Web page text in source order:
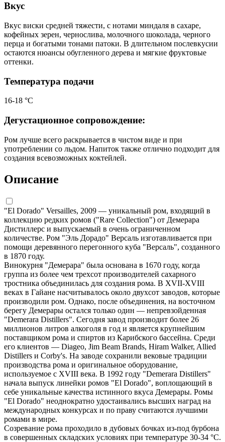
Вкус
Вкус виски средней тяжести, с нотами миндаля в сахаре,
кофейных зерен, чернослива, молочного шоколада, черного
перца и богатыми тонами патоки. В длительном послевкусии
остаются нюансы обугленного дерева и мягкие фруктовые
оттенки.
Температура подачи
16-18 °C
Дегустационное сопровождение:
Ром лучше всего раскрывается в чистом виде и при
употреблении со льдом. Напиток также отлично подходит для
создания всевозможных коктейлей.
Описание
"El Dorado" Versailles, 2009 — уникальный ром, входящий в
коллекцию редких ромов ("Rare Collection") от Демерара
Дистиллерс и выпускаемый в очень ограниченном
количестве. Ром "Эль Дорадо" Версаль изготавливается при
помощи деревянного перегонного куба "Версаль", созданного
в 1870 году.
Винокурня "Демерара" была основана в 1670 году, когда
группа из более чем трехсот производителей сахарного
тростника объединилась для создания рома. В XVII-XVIII
веках в Гайане насчитывалось около двухсот заводов, которые
производили ром. Однако, после объединения, на восточном
берегу Демерары остался только один — непревзойденная
"Demerara Distillers". Сегодня завод производит более 26
миллионов литров алкоголя в год и является крупнейшим
поставщиком рома и спиртов из Карибского бассейна. Среди
его клиентов — Diageo, Jim Beam Brands, Hiram Walker, Allied
Distillers и Corby's. На заводе сохранили вековые традиции
производства рома и оригинальное оборудование,
используемое с XVIII века. В 1992 году "Demerara Distillers"
начала выпуск линейки ромов "El Dorado", воплощающий в
себе уникальные качества истинного вкуса Демерары. Ромы
"El Dorado" неоднократно удостаивались высших наград на
международных конкурсах и по праву считаются лучшими
ромами в мире.
Созревание рома проходило в дубовых бочках из-под бурбона
в совершенных складских условиях при температуре 30-34 °C.